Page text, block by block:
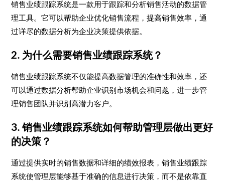
销售业绩跟踪系统是一款用于跟踪和分析销售活动的数据管
理工具。它可以帮助企业优化销售流程，提高销售效率，通
过详尽的数据分析为企业决策提供依据。
2. 为什么需要销售业绩跟踪系统？
销售业绩跟踪系统不仅能提高数据管理的准确性和效率，还
可以通过数据分析帮助企业识别市场机会和问题，进一步管
理销售团队并识别高潜力客户。
3. 销售业绩跟踪系统如何帮助管理层做出更好
的决策？
通过提供实时的销售数据和详细的绩效报表，销售业绩跟踪
系统使管理层能够基于准确的信息进行决策，而不是依靠直